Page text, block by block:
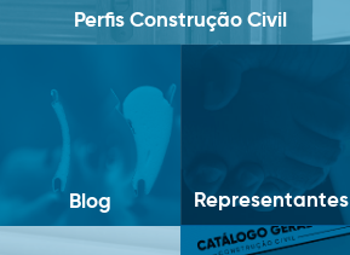
Perfis Construção Civil
Blog Representantes